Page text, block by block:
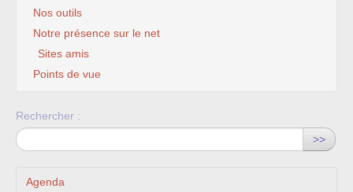
Nos outils
Notre présence sur le net
Sites amis
Points de vue
Rechercher :
>>
Agenda